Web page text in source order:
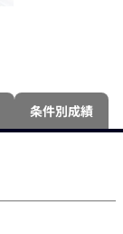
条件別成績